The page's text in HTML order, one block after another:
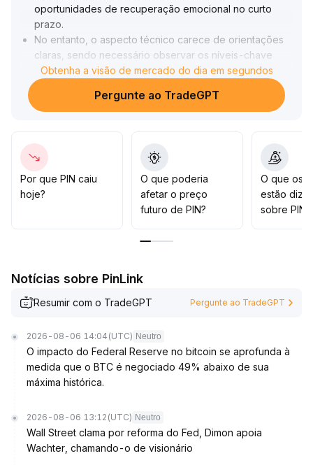
oportunidades de recuperação emocional no curto
prazo.
No entanto, o aspecto técnico carece de orientações
claras, sendo necessário observar os níveis-chave
diários e semanais e as variações de volume nas
próximas sessões
Em um cenário de liquidez fragmentada, a
prazo com compras baixas e vendas altas,
estabelecimento racional de limites de lucro e perda, e
atenção especial à dinâmica dos grandes investidores.
Obtenha a visão de mercado do dia em segundos
Pergunte ao TradeGPT
Por que PIN caiu
hoje?
O que poderia
afetar o preço
futuro de PIN?
O que os
estão
sobre PIN?
Notícias sobre PinLink
Resumir com o TradeGPT Pergunte ao TradeGPT
2026-08-06 14:04 (UTC) Neutro
O impacto do Federal Reserve no bitcoin se aprofunda à
medida que o BTC é negociado 49% abaixo de sua
máxima histórica.
2026-08-06 13:12 (UTC) Neutro
Wall Street clama por reforma do Fed, Dimon apoia
Wachter, chamando-o de visionário